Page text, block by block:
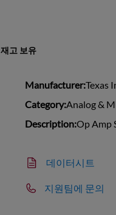
재고 보유
Manufacturer:Texas
Category:Analog &
Description:Op Amp
데이터시트
지원팀에 문의